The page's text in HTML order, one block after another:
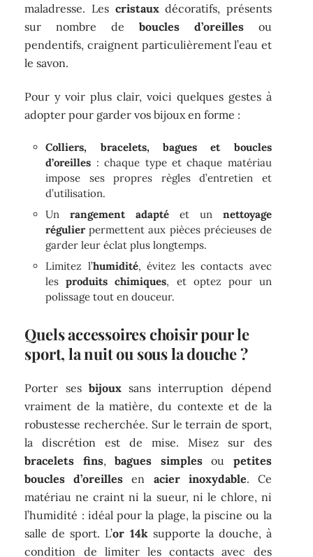
maladresse. Les cristaux décoratifs, présents
sur nombre de boucles d’oreillesou
pendentifs, craignent particulièrement l’eau et
le savon.
Pour y voir plus clair, voici quelques gestes à
adopter pour garder vos bijoux en forme :
Colliers, bracelets, bagues et boucles
d’oreilles : chaque type et chaque matériau
impose ses propres règles d’entretien et
d’utilisation.
Unrangement adapté et un nettoyage
régulier permettent aux pièces précieuses de
garder leur éclat plus longtemps.
Limitez l’humidité, évitez les contacts avec
lesproduits chimiques, et optez pour un
polissage tout en douceur.
Quels accessoires choisir pour le
sport, la nuit ou sous la douche ?
Porter ses bijouxsans interruption dépend
vraiment de la matière, du contexte et de la
robustesse recherchée. Sur le terrain de sport,
la discrétion est de mise. Misez sur des
bracelets fins,bagues simplesou petites
boucles d’oreilles en acier inoxydable. Ce
matériau ne craint ni la sueur, ni le chlore, ni
l’humidité : idéal pour la plage, la piscine ou la
salle de sport. L’or 14ksupporte la douche, à
condition de limiter les contacts avec des